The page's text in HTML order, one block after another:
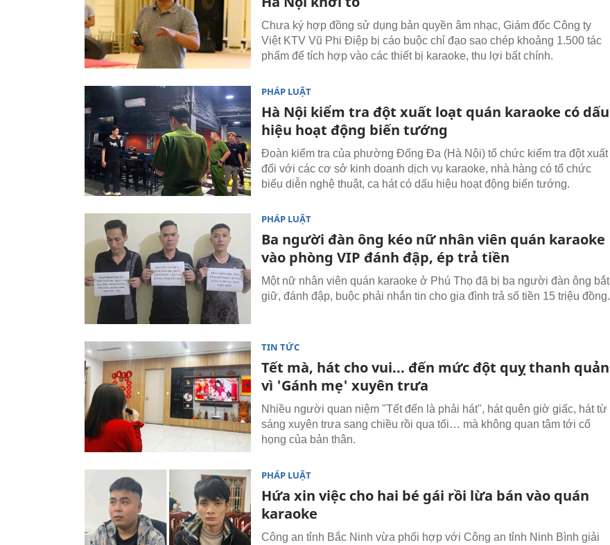
Chưa ký hợp đồng sử dụng bản quyền âm nhạc, Giám đốc Công ty
Việt KTV Vũ Phi Điệp bị cáo buộc chỉ đạo sao chép khoảng 1.500 tác
phẩm để tích hợp vào các thiết bị karaoke, thu lợi bất chính.
PHÁP LUẬT
Hà Nội kiểm tra đột xuất loạt quán karaoke có dấu
hiệu hoạt động biến tướng
Đoàn kiểm tra của phường Đống Đa (Hà Nội) tổ chức kiểm tra đột xuất
đối với các cơ sở kinh doanh dịch vụ karaoke, nhà hàng có tổ chức
biểu diễn nghệ thuật, ca hát có dấu hiệu hoạt động biến tướng.
PHÁP LUẬT
Ba người đàn ông kéo nữ nhân viên quán karaoke
vào phòng VIP đánh đập, ép trả tiền
Một nữ nhân viên quán karaoke ở Phú Thọ đã bị ba người đàn ông bắt
giữ, đánh đập, buộc phải nhắn tin cho gia đình trả số tiền 15 triệu đồng.
TIN TỨC
Tết mà, hát cho vui... đến mức đột quỵ thanh quản
vì 'Gánh mẹ' xuyên trưa
Nhiều người quan niệm "Tết đến là phải hát", hát quên giờ giấc, hát từ
sáng xuyên trưa sang chiều rồi qua tối… mà không quan tâm tới cổ
họng của bản thân.
PHÁP LUẬT
Hứa xin việc cho hai bé gái rồi lừa bán vào quán
karaoke
Công an tỉnh Bắc Ninh vừa phối hợp với Công an tỉnh Ninh Bình giải